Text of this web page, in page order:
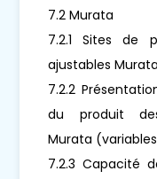
7.2 Murata
7.2.1 Sites de
ajustables
7.2.2
du produit
Murata
7.2.3 Capacité